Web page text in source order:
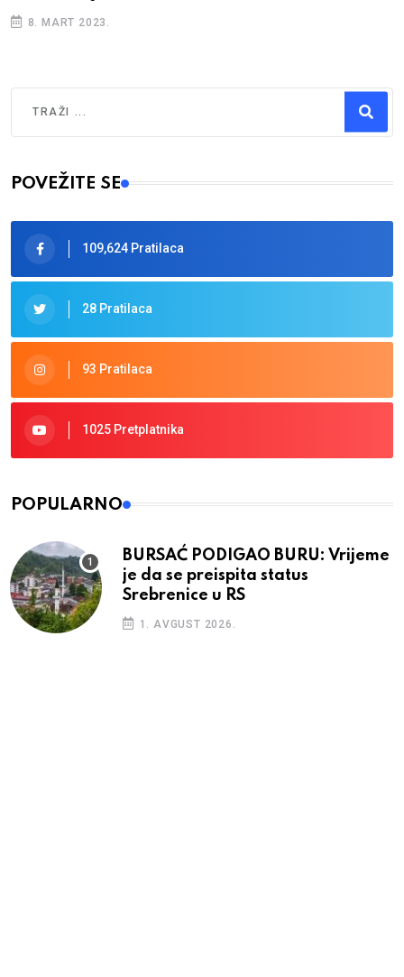
8. MART 2023.
Type 2 or more characters for results.
POVEŽITE SE
109,624 Pratilaca
28 Pratilaca
93 Pratilaca
1025 Pretplatnika
POPULARNO
BURSAĆ PODIGAO BURU: Vrijeme
je da se preispita status
Srebrenice u RS
1. AVGUST 2026.